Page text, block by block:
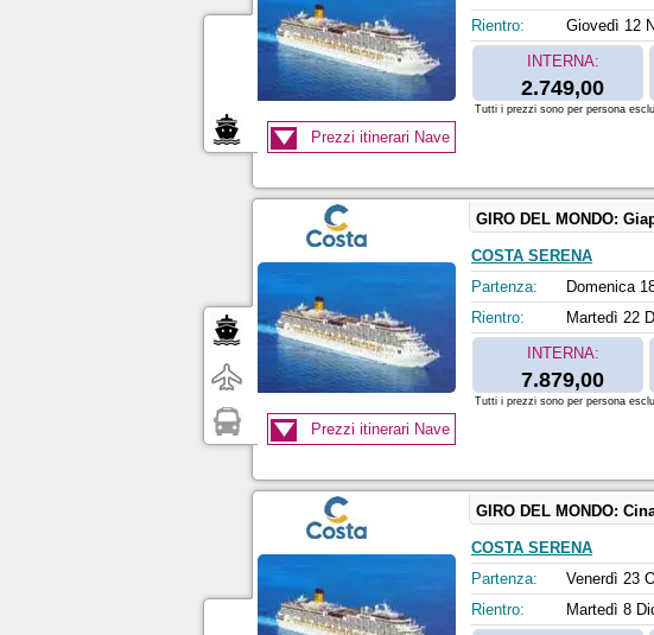
Rientro:
Giovedì 12
INTERNA:
2.749,00
Prezzi itinerari Nave
Tutti i prezzi sono per persona
GIRO DEL MONDO:
COSTA SERENA
Partenza:
Domenica
Rientro:
Martedì 22
INTERNA:
7.879,00
Prezzi itinerari Nave
Tutti i prezzi sono per persona
GIRO DEL MONDO:
COSTA SERENA
Partenza:
Venerdì 23
Rientro:
Martedì 8